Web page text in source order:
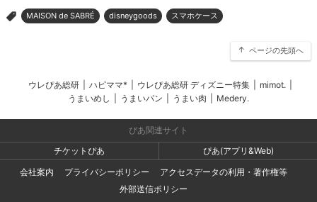
> MAISON de SABRÉ disneygoods スマホケース
ページの先頭へ
ウレぴあ総研 ハピママ* ウレぴあ総研 ディズニー特集 mimot.
うまいめし
うまいパン うまい肉 Medery.
ぴあ関連サイト
チケットぴあ
ぴあ(アプリ&Web)
会社案内
プライバシーポリシー
アクセスデータの利用・著作権等
外部送信ポリシー